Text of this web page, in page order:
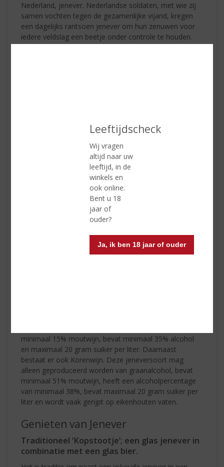
Leeftijdscheck
Wij vragen
altijd naar uw
leeftijd, in de
winkels en
ook online.
Bent u 18
jaar of
ouder?
Ja, ik ben 18 jaar of ouder
Nederland, jenever. Nederlandse soldaten, met wie zij
samen vochten tegen de gezamenlijke vijand, kregen
een dagelijks rantsoen jenever om hun zenuwen voor
iedere veldslag een beetje onder controle te houden.
Deze drank werd gedeeld met de Engelse soldaten en
Tijdens de Eerste en Tweede Wereldoorlog ontstond er
een voedseltekort waardoor jeneverstokerijen nog
minimaal 15% moutwijn, bevat minimaal 35% alcohol
en maximaal 20 gram suiker per liter. Daarnaast
bestaat er ook Korenwijn. Deze jeneversoort mag
alleen geproduceerd worden van graanalcohol, bevat
minimaal 51% moutwijn, heeft een alcoholpercentage
van minimaal 38%, bevat maximaal 20 gram suiker per
liter en wordt vaak gerijpt op eikenhouten vaten.
Genieten van Jenever
Traditioneel ‘Kopstootje’; een glas jenever in
combinatie met een glas bier.